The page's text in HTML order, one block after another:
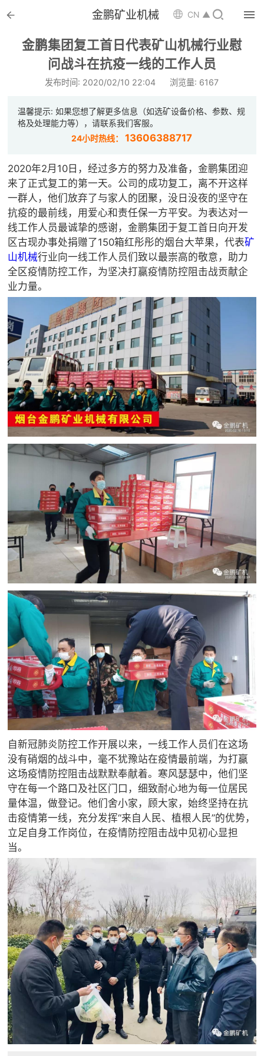
 金鹏矿业机械 CN ▲ 
金鹏集团复工首日代表矿山机械行业慰
问战斗在抗疫一线的工作人员
发布时间: 2020/02/10 22:04 浏览量: 6167
温馨提示: 如果您想了解更多信息（如选矿设备价格、参数、规
格及处理能力等），请联系我们客服。
24小时热线：13606388717
2020年2月10日，经过多方的努力及准备，金鹏集团迎
来了正式复工的第一天。公司的成功复工，离不开这样
一群人，他们放弃了与家人的团聚，没日没夜的坚守在
抗疫的最前线，用爱心和责任保一方平安。为表达对一
线工作人员最诚挚的感谢，金鹏集团于复工首日向开发
区古现办事处捐赠了150箱红彤彤的烟台大苹果，代表矿
山机械行业向一线工作人员们致以最崇高的敬意，助力
全区疫情防控工作，为坚决打赢疫情防控阻击战贡献企
业力量。
自新冠肺炎防控工作开展以来，一线工作人员们在这场
没有硝烟的战斗中，毫不犹豫站在疫情最前端，为打赢
这场疫情防控阻击战默默奉献着。寒风瑟瑟中，他们坚
守在每一个路口及社区门口，细致耐心地为每一位居民
量体温，做登记。他们舍小家，顾大家，始终坚持在抗
击疫情第一线，充分发挥“来自人民、植根人民”的优势，
立足自身工作岗位，在疫情防控阻击战中见初心显担
当。
 首页
 选矿设备

 解决方案
 案例中心
 服务体系
 新闻中心
 矿山设计院
 选矿实验室
 关于金鹏
发展历程
企业文化
专家团队
